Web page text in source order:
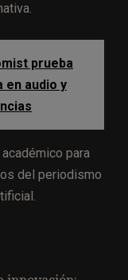
prueba
en audio y
para
del periodismo